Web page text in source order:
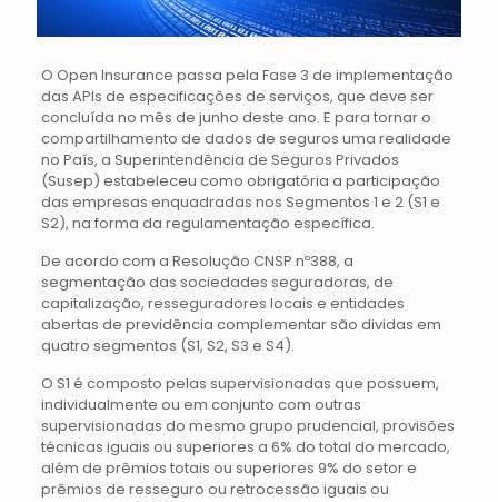
O Open Insurance passa pela Fase 3 de implementação
das APIs de especificações de serviços, que deve ser
concluída no mês de junho deste ano. E para tornar o
compartilhamento de dados de seguros uma realidade
no País, a Superintendência de Seguros Privados
(Susep) estabeleceu como obrigatória a participação
das empresas enquadradas nos Segmentos 1 e 2 (S1 e
S2), na forma da regulamentação específica.
De acordo com a Resolução CNSP nº388, a
segmentação das sociedades seguradoras, de
capitalização, resseguradores locais e entidades
abertas de previdência complementar são dividas em
quatro segmentos (S1, S2, S3 e S4).
O S1 é composto pelas supervisionadas que possuem,
individualmente ou em conjunto com outras
supervisionadas do mesmo grupo prudencial, provisões
técnicas iguais ou superiores a 6% do total do mercado,
além de prêmios totais ou superiores 9% do setor e
prêmios de resseguro ou retrocessão iguais ou